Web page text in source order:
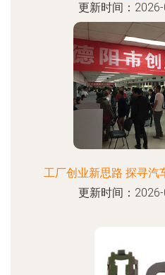
更新时间：
工厂创业新思路 探寻汽
更新时间：